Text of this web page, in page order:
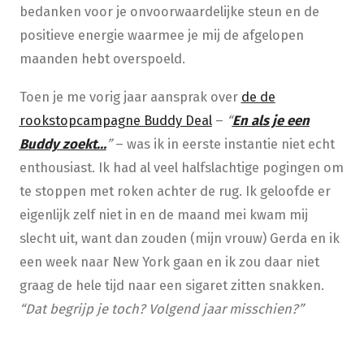
bedanken voor je onvoorwaardelijke steun en de
positieve energie waarmee je mij de afgelopen
maanden hebt overspoeld.
Toen je me vorig jaar aansprak over de de
rookstopcampagne Buddy Deal– “En als je een
Buddy zoekt…”– was ik in eerste instantie niet echt
enthousiast. Ik had al veel halfslachtige pogingen om
te stoppen met roken achter de rug. Ik geloofde er
eigenlijk zelf niet in en de maand mei kwam mij
slecht uit, want dan zouden (mijn vrouw) Gerda en ik
een week naar New York gaan en ik zou daar niet
graag de hele tijd naar een sigaret zitten snakken.
“Dat begrijp je toch? Volgend jaar misschien?”